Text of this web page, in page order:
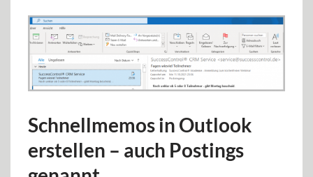
Schnellmemos in Outlook
erstellen – auch Postings